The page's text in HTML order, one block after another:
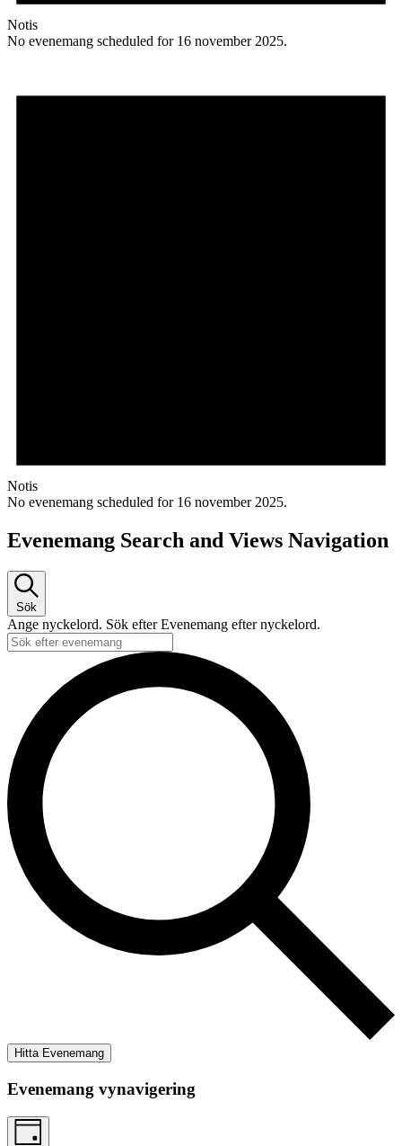
Notis
No evenemang scheduled for 16 november 2025.
Notis
No evenemang scheduled for 16 november 2025.
Evenemang Search and Views Navigation
Sök
Ange nyckelord. Sök efter Evenemang efter nyckelord.
Hitta Evenemang
Evenemang vynavigering